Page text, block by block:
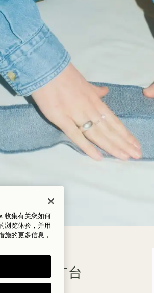
废弃物到T台
收集有关您如何
浏览体验，并用
施的更多信息，